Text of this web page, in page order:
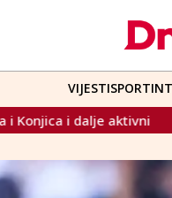
VIJESTISPORT
Titulu kosbaše na Danima